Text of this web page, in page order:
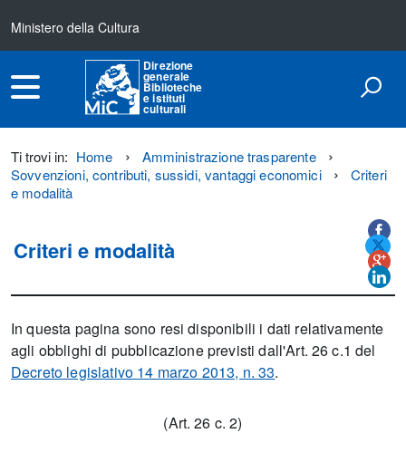
Ministero della Cultura
Direzione
generale
Biblioteche
e istituti
culturali
Ti trovi in: Home
Amministrazione trasparente
Sovvenzioni, contributi, sussidi, vantaggi economici
Criteri
e modalità
Criteri e modalità
In questa pagina sono resi disponibili i dati relativamente
agli obblighi di pubblicazione previsti dall'Art. 26 c.1 del
Decreto legislativo 14 marzo 2013, n. 33.
(Art. 26 c. 2)